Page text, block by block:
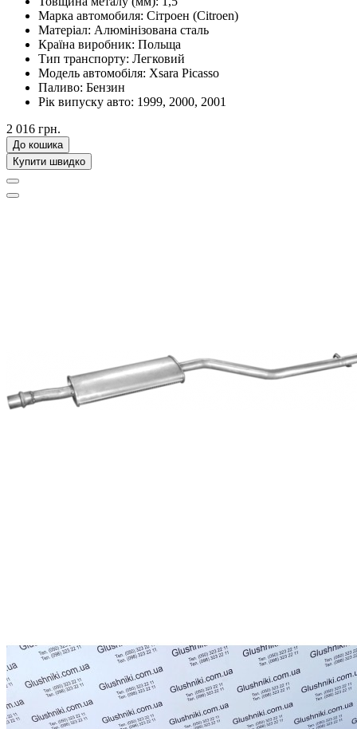
Марка автомобиля: Сітроен (Citroen)
Матеріал: Алюмінізована сталь
Країна виробник: Польща
Тип транспорту: Легковий
Модель автомобіля: Xsara Picasso
Паливо: Бензин
Рік випуску авто: 1999, 2000, 2001
2 016 грн.
До кошика
Купити швидко